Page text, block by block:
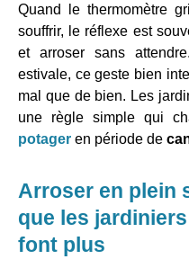
Quand le thermomètre
souffrir, le réflexe est
et arroser sans
estivale, ce geste bien
mal que de bien. Les
une règle simple qui
potager en période de
Arroser en plein
que les
font plus